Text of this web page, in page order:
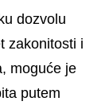
dozvolu
zakonitosti i
moguće je
putem